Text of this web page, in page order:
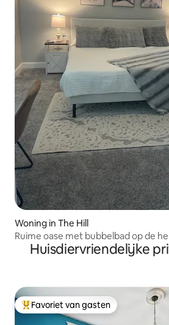
Woning in The Hill
Ruime oase met bubbelbad op de
Huisdiervriendelijke
Topfavoriet van gasten
Favoriet van gasten